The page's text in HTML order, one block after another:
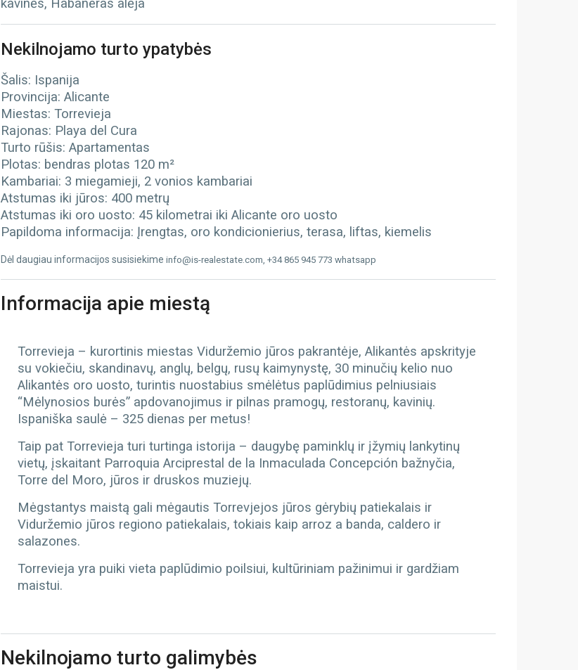
kavinės, Habaneras alėja
Nekilnojamo turto ypatybės
Šalis: Ispanija
Provincija: Alicante
Miestas: Torrevieja
Rajonas: Playa del Cura
Turto rūšis: Apartamentas
Plotas: bendras plotas 120 m²
Kambariai: 3 miegamieji, 2 vonios kambariai
Atstumas iki jūros: 400 metrų
Atstumas iki oro uosto: 45 kilometrai iki Alicante oro uosto
Papildoma informacija: Įrengtas, oro kondicionierius, terasa, liftas, kiemelis
Dėl daugiau informacijos susisiekime info@is-realestate.com, +34 865 945 773 whatsapp
Informacija apie miestą
Torrevieja – kurortinis miestas Viduržemio jūros pakrantėje, Alikantės apskrityje
su vokiečiu, skandinavų, anglų, belgų, rusų kaimynystę, 30 minučių kelio nuo
Alikantės oro uosto, turintis nuostabius smėlėtus paplūdimius pelniusiais
“Mėlynosios burės” apdovanojimus ir pilnas pramogų, restoranų, kavinių.
Ispaniška saulė – 325 dienas per metus!
Taip pat Torrevieja turi turtinga istorija – daugybę paminklų ir įžymių lankytinų
vietų, įskaitant Parroquia Arciprestal de la Inmaculada Concepción bažnyčia,
Torre del Moro, jūros ir druskos muziejų.
Mėgstantys maistą gali mėgautis Torrevjejos jūros gėrybių patiekalais ir
Viduržemio jūros regiono patiekalais, tokiais kaip arroz a banda, caldero ir
salazones.
Torrevieja yra puiki vieta paplūdimio poilsiui, kultūriniam pažinimui ir gardžiam
maistui.
Nekilnojamo turto galimybės